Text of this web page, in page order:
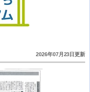
2026年07月23日更新